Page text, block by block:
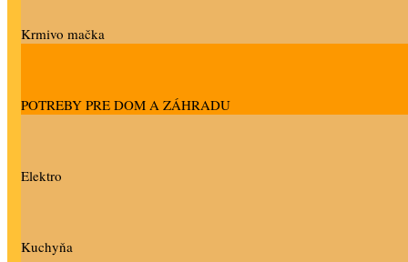
Krmivo mačka
POTREBY PRE DOM A ZÁHRADU
Elektro
Kuchyňa